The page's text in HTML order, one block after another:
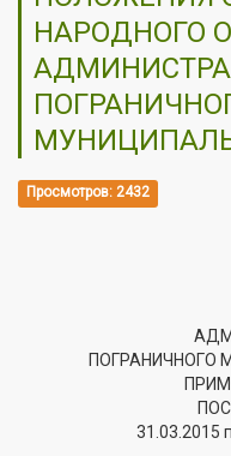
НАРОДНОГО
Просмотров: 2432
ПОГРАНИЧНОГО
31.03.2015